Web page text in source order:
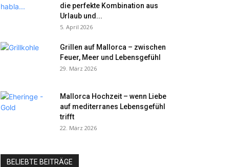
die perfekte Kombination aus
Urlaub und...
5. April 2026
Grillen auf Mallorca – zwischen
Feuer, Meer und Lebensgefühl
29. März 2026
Mallorca Hochzeit – wenn Liebe
auf mediterranes Lebensgefühl
trifft
22. März 2026
BELIEBTE BEITRÄGE